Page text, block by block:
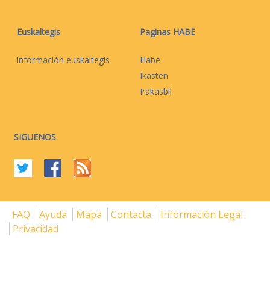
Euskaltegis
información euskaltegis
Paginas HABE
Habe
Ikasten
Irakasbil
SIGUENOS
FAQ Ayuda Mapa Contacta
Información Legal
Privacidad